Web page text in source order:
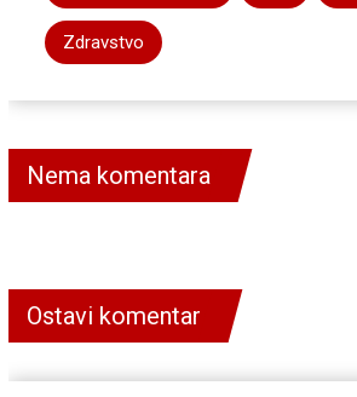
Zdravstvo
Nema komentara
Ostavi komentar